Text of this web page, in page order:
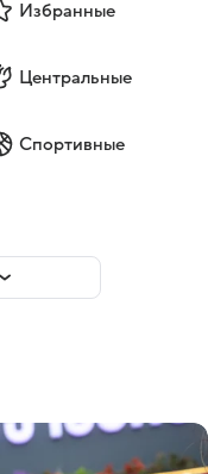
Избранные
Центральные
Спортивные